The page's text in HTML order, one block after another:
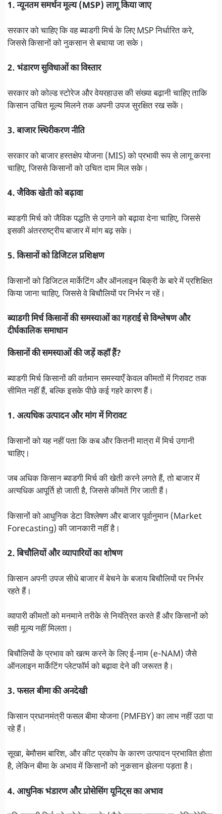
1. न्यूनतम समर्थन मूल्य (MSP) लागू किया जाए
सरकार को चाहिए कि वह ब्याडगी मिर्च के लिए MSP निर्धारित करे,
जिससे किसानों को नुकसान से बचाया जा सके।
2. भंडारण सुविधाओं का विस्तार
सरकार को कोल्ड स्टोरेज और वेयरहाउस की संख्या बढ़ानी चाहिए ताकि
किसान उचित मूल्य मिलने तक अपनी उपज सुरक्षित रख सकें।
3. बाजार स्थिरीकरण नीति
सरकार को बाजार हस्तक्षेप योजना (MIS) को प्रभावी रूप से लागू करना
चाहिए, जिससे किसानों को उचित दाम मिल सके।
4. जैविक खेती को बढ़ावा
ब्याडगी मिर्च को जैविक पद्धति से उगाने को बढ़ावा देना चाहिए, जिससे
इसकी अंतरराष्ट्रीय बाजार में मांग बढ़ सके।
5. किसानों को डिजिटल प्रशिक्षण
किसानों को डिजिटल मार्केटिंग और ऑनलाइन बिक्री के बारे में प्रशिक्षित
किया जाना चाहिए, जिससे वे बिचौलियों पर निर्भर न रहें।
ब्याडगी मिर्च किसानों की समस्याओं का गहराई से विश्लेषण और
दीर्घकालिक समाधान
किसानों की समस्याओं की जड़ें कहाँ हैं?
ब्याडगी मिर्च किसानों की वर्तमान समस्याएँ केवल कीमतों में गिरावट तक
सीमित नहीं हैं, बल्कि इसके पीछे कई गहरे कारण हैं।
1. अत्यधिक उत्पादन और मांग में गिरावट
किसानों को यह नहीं पता कि कब और कितनी मात्रा में मिर्च उगानी
चाहिए।
जब अधिक किसान ब्याडगी मिर्च की खेती करने लगते हैं, तो बाजार में
अत्यधिक आपूर्ति हो जाती है, जिससे कीमतें गिर जाती हैं।
किसानों को आधुनिक डेटा विश्लेषण और बाजार पूर्वानुमान (Market
Forecasting) की जानकारी नहीं है।
2. बिचौलियों और व्यापारियों का शोषण
किसान अपनी उपज सीधे बाजार में बेचने के बजाय बिचौलियों पर निर्भर
रहते हैं।
व्यापारी कीमतों को मनमाने तरीके से नियंत्रित करते हैं और किसानों को
सही मूल्य नहीं मिलता।
बिचौलियों के प्रभाव को खत्म करने के लिए ई-नाम (e-NAM) जैसे
ऑनलाइन मार्केटिंग प्लेटफॉर्म को बढ़ावा देने की जरूरत है।
3. फसल बीमा की अनदेखी
किसान प्रधानमंत्री फसल बीमा योजना (PMFBY) का लाभ नहीं उठा पा
रहे हैं।
सूखा, बेमौसम बारिश, और कीट प्रकोप के कारण उत्पादन प्रभावित होता
है, लेकिन बीमा के अभाव में किसानों को नुकसान झेलना पड़ता है।
4. आधुनिक भंडारण और प्रोसेसिंग यूनिट्स का अभाव